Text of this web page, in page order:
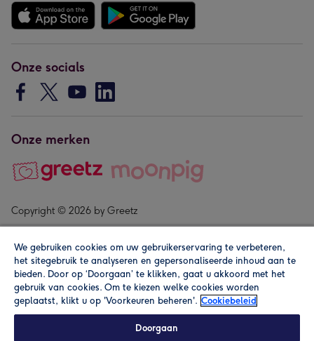
Onze socials
Onze merken
Copyright © 2026 by Greetz
Alle prijzen zijn inclusief btw en andere heffingen. Lees de
We gebruiken cookies om uw gebruikerservaring te verbeteren,
het sitegebruik te analyseren en gepersonaliseerde inhoud aan te
bieden. Door op ‘Doorgaan’ te klikken, gaat u akkoord met het
gebruik van cookies. Om te kiezen welke cookies worden
geplaatst, klikt u op 'Voorkeuren beheren'. Cookiebeleid
Doorgaan